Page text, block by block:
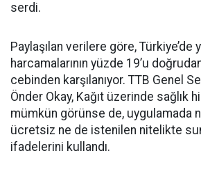
serdi.
Paylaşılan verilere göre, Türkiye’de
harcamalarının yüzde 19’u
cebinden karşılanıyor. TTB Genel
Önder Okay, Kağıt üzerinde sağlık
mümkün görünse de, uygulamada
ücretsiz ne de istenilen nitelikte
ifadelerini kullandı.